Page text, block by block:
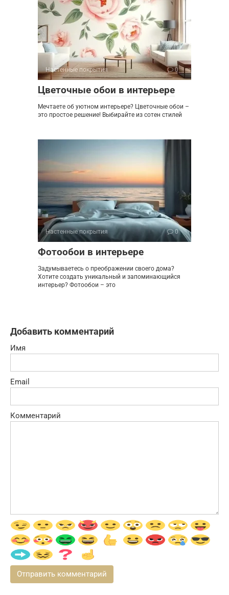
Настенные покрытия 0
Цветочные обои в интерьере
Мечтаете об уютном интерьере? Цветочные обои –
это простое решение! Выбирайте из сотен стилей
Настенные покрытия 0
Фотообои в интерьере
Задумываетесь о преображении своего дома?
Хотите создать уникальный и запоминающийся
интерьер? Фотообои – это
Добавить комментарий
Имя
Email
Комментарий